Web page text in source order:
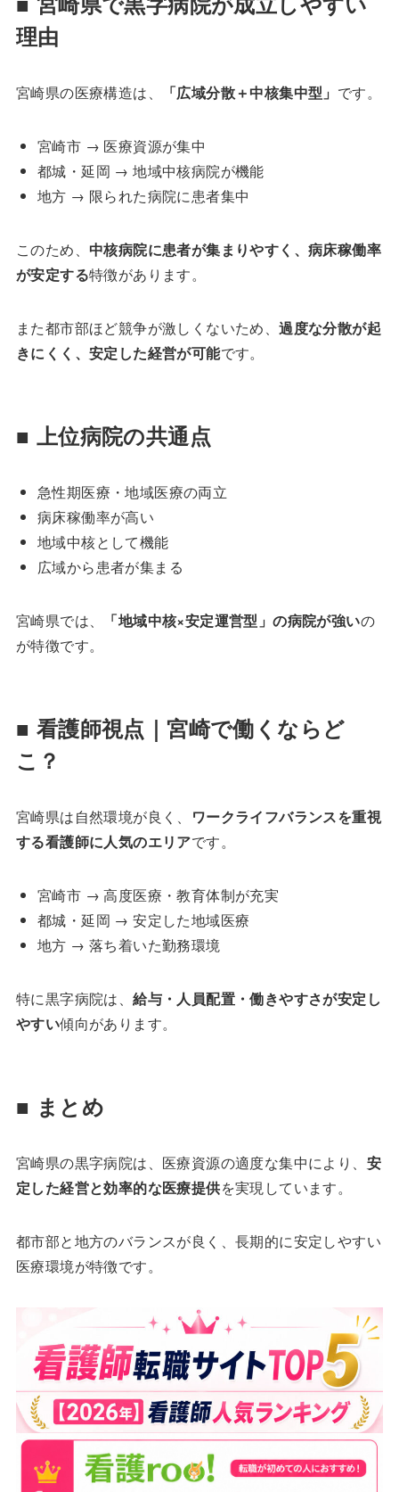
理由
宮崎県の医療構造は、 「広域分散＋中核集中型」 です。
宮崎市 → 医療資源が集中
都城・延岡 → 地域中核病院が機能
地方 → 限られた病院に患者集中
このため、 中核病院に患者が集まりやすく、病床稼働率
が安定する特徴があります。
また都市部ほど競争が激しくないため、過度な分散が起
きにくく、安定した経営が可能です。
■ 上位病院の共通点
急性期医療・地域医療の両立
病床稼働率が高い
地域中核として機能
広域から患者が集まる
宮崎県では、 「地域中核×安定運営型」の病院が強いの
が特徴です。
■ 看護師視点｜宮崎で働くならど
こ？
宮崎県は自然環境が良く、 ワークライフバランスを重視
する看護師に人気のエリアです。
宮崎市 → 高度医療・教育体制が充実
都城・延岡 → 安定した地域医療
地方 → 落ち着いた勤務環境
特に黒字病院は、給与・人員配置・働きやすさが安定し
やすい傾向があります。
■ まとめ
宮崎県の黒字病院は、医療資源の適度な集中により、 安
定した経営と効率的な医療提供を実現しています。
都市部と地方のバランスが良く、長期的に安定しやすい
医療環境が特徴です。